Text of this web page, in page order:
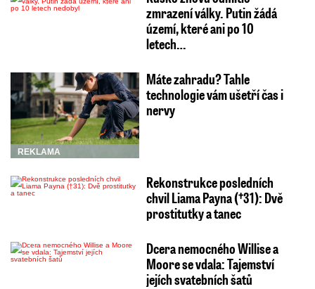
zmrazení války. Putin žádá
území, které ani po 10
letech…
REKLAMA
Máte zahradu? Tahle
technologie vám ušetří čas i
nervy
Rekonstrukce posledních
chvil Liama Payna (†31): Dvě
prostitutky a tanec
Dcera nemocného Willise a
Moore se vdala: Tajemství
jejích svatebních šatů